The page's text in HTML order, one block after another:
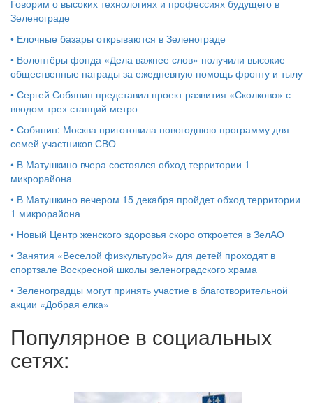
Говорим о высоких технологиях и профессиях будущего в
Зеленограде
• Елочные базары открываются в Зеленограде
• Волонтёры фонда «Дела важнее слов» получили высокие
общественные награды за ежедневную помощь фронту и тылу
• Сергей Собянин представил проект развития «Сколково» с
вводом трех станций метро
• Собянин: Москва приготовила новогоднюю программу для
семей участников СВО
• В Матушкино вчера состоялся обход территории 1
микрорайона
• В Матушкино вечером 15 декабря пройдет обход территории
1 микрорайона
• Новый Центр женского здоровья скоро откроется в ЗелАО
• Занятия «Веселой физкультурой» для детей проходят в
спортзале Воскресной школы зеленоградского храма
• Зеленоградцы могут принять участие в благотворительной
акции «Добрая елка»
Популярное в социальных
сетях: